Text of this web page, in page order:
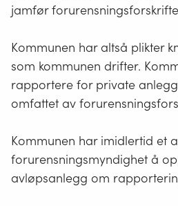
jamfør
Kommunen har altså plikter
som kommunen drifter.
rapportere for private
omfattet av
Kommunen har imidlertid et
forurensningsmyndighet å
avløpsanlegg om